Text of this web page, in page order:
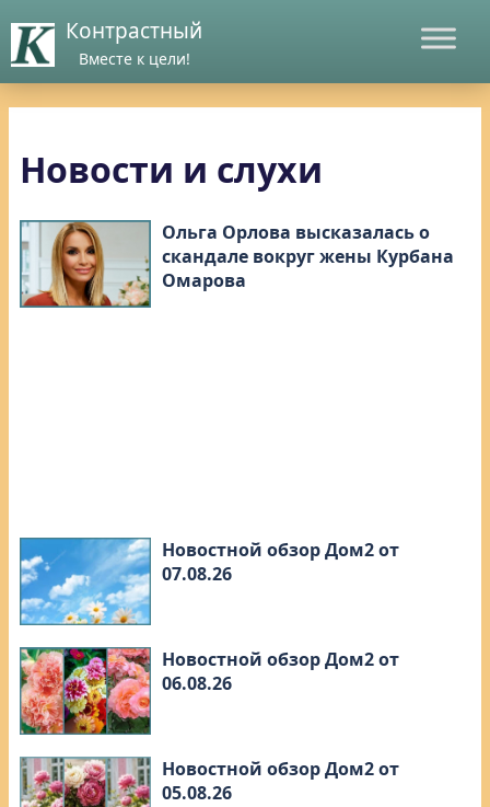
Контрастный
Вместе к цели!
Новости и слухи
Ольга Орлова высказалась о
скандале вокруг жены Курбана
Омарова
Новостной обзор Дом2 от
07.08.26
Новостной обзор Дом2 от
06.08.26
Новостной обзор Дом2 от
05.08.26